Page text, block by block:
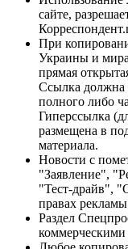
сайте,
При
Украины и
прямая
Ссылка должна
полного либо
Гиперссылка
размещена в
материала.
Новости с
"Заявление",
"Тест-драйв",
правах
Раздел
коммерческими